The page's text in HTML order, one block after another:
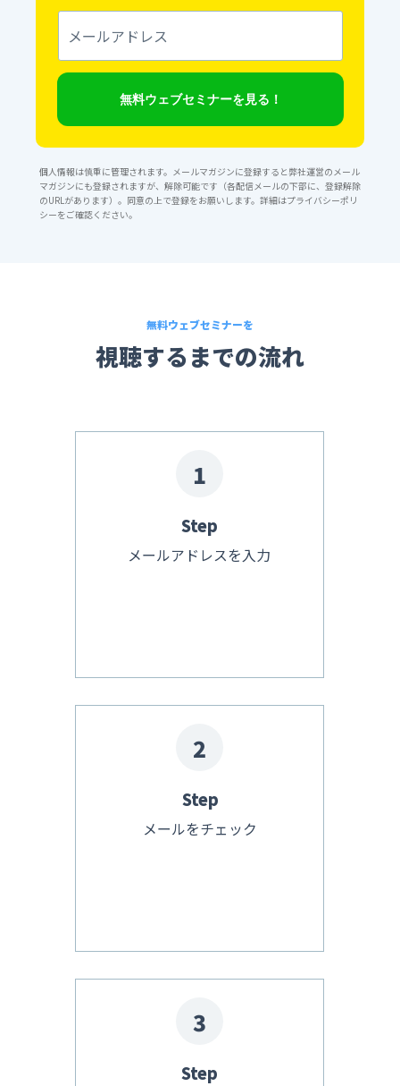
メ
ル
ア
ド
ス
無料ウェブセミナーを見る！
個人情報は慎重に管理されます。メールマガジンに登録すると弊社運営のメール
マガジンにも登録されますが、解除可能です（各配信メールの下部に、登録解除
のURLがあります）。同意の上で登録をお願いします。詳細はプライバシーポリ
シーをご確認ください。
無料ウェブセミナーを
視聴するまでの流れ
Step
Step
Step
1
2
3
メールアドレスを入力
メールをチェック